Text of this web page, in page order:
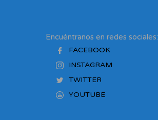
Encuéntranos en redes sociales:
FACEBOOK
INSTAGRAM
TWITTER
YOUTUBE